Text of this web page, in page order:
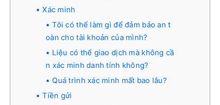
Xác minh
Tôi có thể làm gì để đảm bảo an t
oàn cho tài khoản của mình?
Liệu có thể giao dịch mà không cầ
n xác minh danh tính không?
Quá trình xác minh mất bao lâu?
Tiền gửi